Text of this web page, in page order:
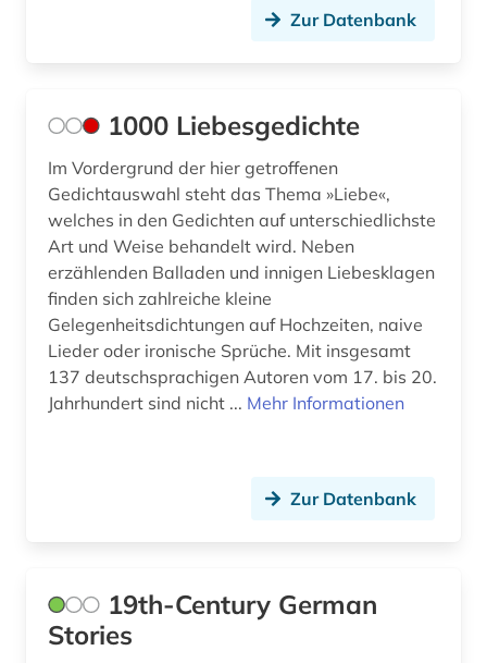
braak (1)
brandenburg (1)
brecht (2)
brecht, bertolt | schriftsteller;
theaterintendant; theaterregisseur; dramatiker;
schauspieler; lyriker; regisseur; drehbuchautor;
bremen (1)
brief (15)
Zur Datenbank
1000 Liebesgedichte
Im Vordergrund der hier getroffenen
Gedichtauswahl steht das Thema »Liebe«,
welches in den Gedichten auf unterschiedlichste
Art und Weise behandelt wird. Neben
erzählenden Balladen und innigen Liebesklagen
finden sich zahlreiche kleine
Gelegenheitsdichtungen auf Hochzeiten, naive
Lieder oder ironische Sprüche. Mit insgesamt
137 deutschsprachigen Autoren vom 17. bis 20.
Jahrhundert sind nicht ... Mehr Informationen
Zur Datenbank
19th-Century German
Stories